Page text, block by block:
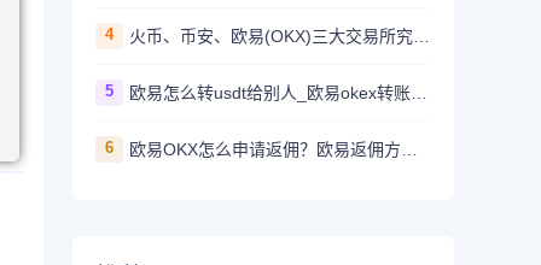
4 火币、币安、欧易(OKX)三大交易所究竟选哪家？
5 欧易怎么转usdt给别人_欧易okex转账usdt教程
6